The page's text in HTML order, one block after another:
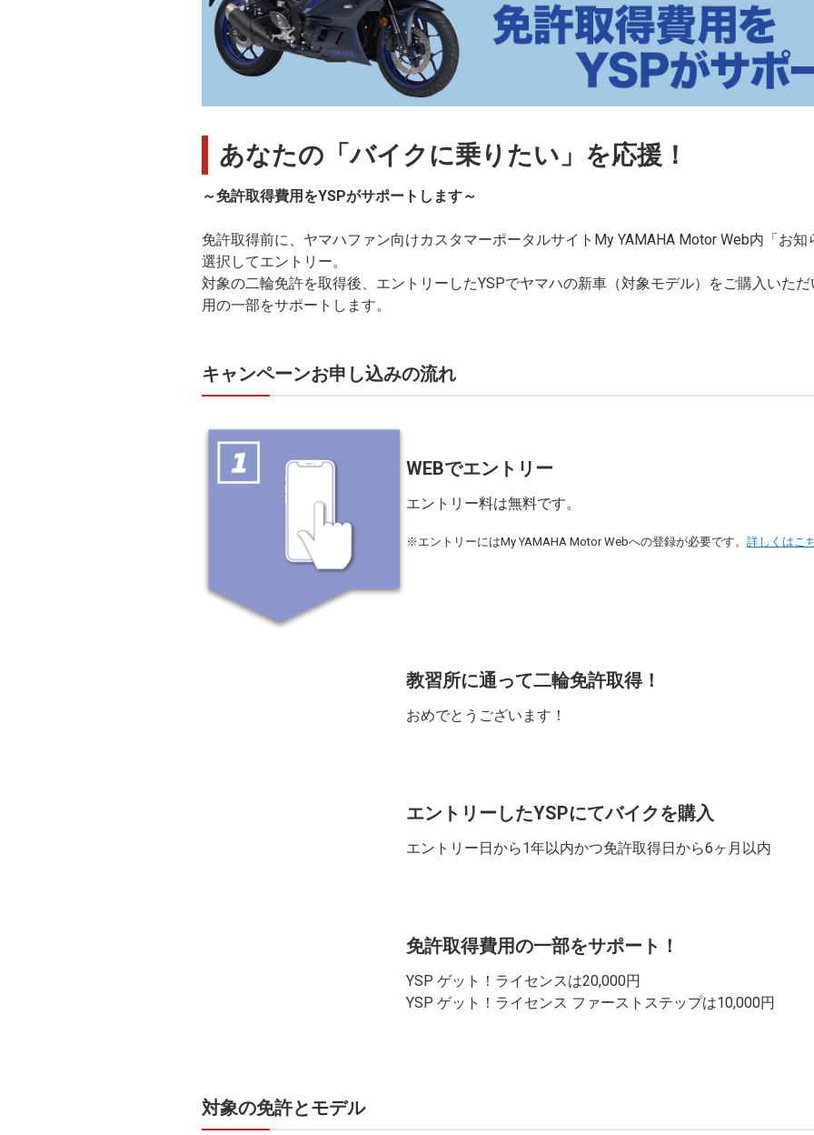
あなたの「バイクに乗りたい」を応援！
～免許取得費用をYSPがサポートします～
免許取得前に、ヤマハファン向けカスタマーポータルサイトMy YAMAHA Motor Web内「お
選択してエントリー。
対象の二輪免許を取得後、エントリーしたYSPでヤマハの新車（対象モデル）をご購入いた
用の一部をサポートします。
キャンペーンお申し込みの流れ
WEBでエントリー
エントリー料は無料です。
※エントリーにはMy YAMAHA Motor Webへの登録が必要です。 詳しくはこ
教習所に通って二輪免許取得！
おめでとうございます！
エントリーしたYSPにてバイクを購入
エントリー日から1年以内かつ免許取得日から6ヶ月以内
免許取得費用の一部をサポート！
YSP ゲット！ライセンスは20,000円
YSP ゲット！ライセンス ファーストステップは10,000円
対象の免許とモデル